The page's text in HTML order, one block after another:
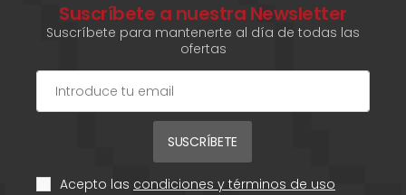
Suscríbete a nuestra Newsletter
Suscríbete para mantenerte al día de todas las
ofertas
SUSCRÍBETE
Acepto las condiciones y términos de uso